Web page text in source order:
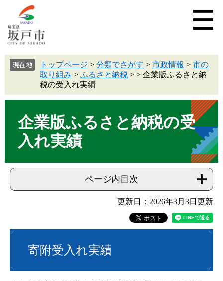
トップページ > 分類でさがす > 市政情報 > 市の
取り組み > ふるさと納税 > > 企業版ふるさと納
税の受入れ実績
企業版ふるさと納税の受
入れ実績
ページ内目次
更新日：2026年3月3日更新
寄附受入れ実績